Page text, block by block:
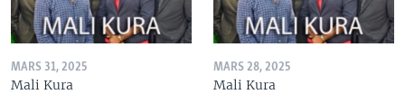
MARS 31, 2025
Mali Kura
MARS 28, 2025
Mali Kura